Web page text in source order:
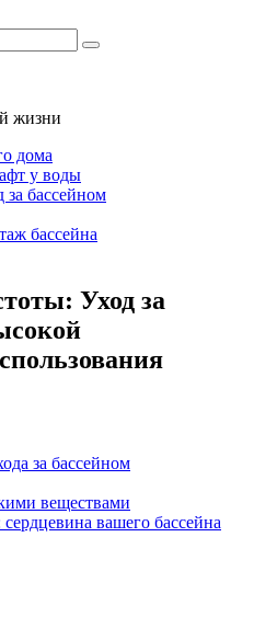
жизни
дома
у воды
бассейном
бассейна
Уход за
за бассейном
веществами
вашего бассейна